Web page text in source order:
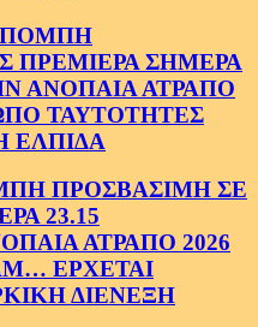
ΠΡΕΜΙΕΡΑ ΣΗΜΕΡΑ
ΑΝΟΠΑΙΑ ΑΤΡΑΠΟ
ΤΑΥΤΟΤΗΤΕΣ
ΕΛΠΙΔΑ
ΠΡΟΣΒΑΣΙΜΗ ΣΕ
23.15
ΑΤΡΑΠΟ 2026
ΕΡΧΕΤΑΙ
ΔΙΕΝΕΞΗ